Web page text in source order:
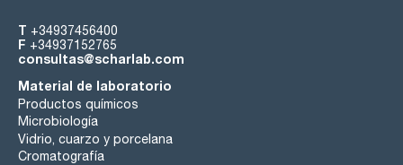
T +34937456400
F +34937152765
consultas@scharlab.com
Material de laboratorio
Productos químicos
Microbiología
Vidrio, cuarzo y porcelana
Cromatografía